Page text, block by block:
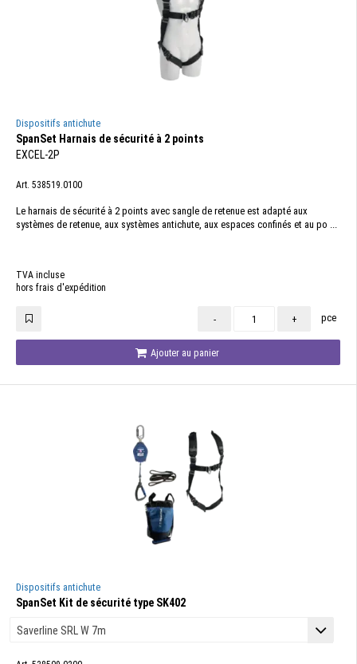
Dispositifs antichute
SpanSet Harnais de sécurité à 2 points
EXCEL-2P
Art. 538519.0100
Le harnais de sécurité à 2 points avec sangle de retenue est adapté aux
systèmes de retenue, aux systèmes antichute, aux espaces confinés et au po ...
TVA incluse
hors frais d'expédition
- + pce
Ajouter au panier
Dispositifs antichute
SpanSet Kit de sécurité type SK402